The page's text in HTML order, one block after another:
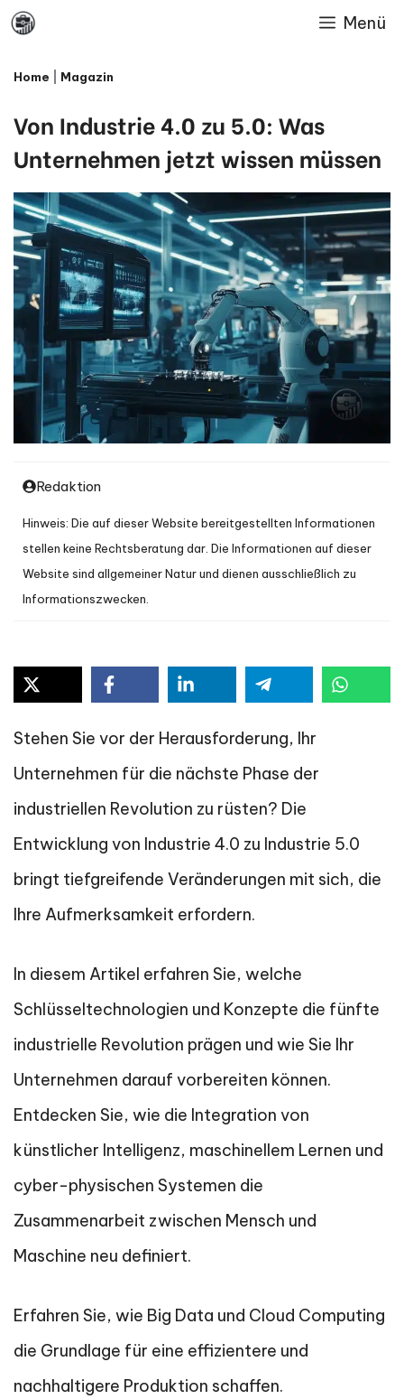
Skip
content
Menü
Home Magazin
Von Industrie 4.0 zu 5.0: Was
Unternehmen jetzt wissen müssen
Redaktion
Hinweis: Die auf dieser Website bereitgestellten Informationen
stellen keine Rechtsberatung dar. Die Informationen auf dieser
Website sind allgemeiner Natur und dienen ausschließlich zu
Informationszwecken.
Stehen Sie vor der Herausforderung, Ihr
Unternehmen für die nächste Phase der
industriellen Revolution zu rüsten? Die
Entwicklung von Industrie 4.0 zu Industrie 5.0
bringt tiefgreifende Veränderungen mit sich, die
Ihre Aufmerksamkeit erfordern.
In diesem Artikel erfahren Sie, welche
Schlüsseltechnologien und Konzepte die fünfte
industrielle Revolution prägen und wie Sie Ihr
Unternehmen darauf vorbereiten können.
Entdecken Sie, wie die Integration von
künstlicher Intelligenz, maschinellem Lernen und
cyber-physischen Systemen die
Zusammenarbeit zwischen Mensch und
Maschine neu definiert.
Erfahren Sie, wie Big Data und Cloud Computing
die Grundlage für eine effizientere und
nachhaltigere Produktion schaffen.